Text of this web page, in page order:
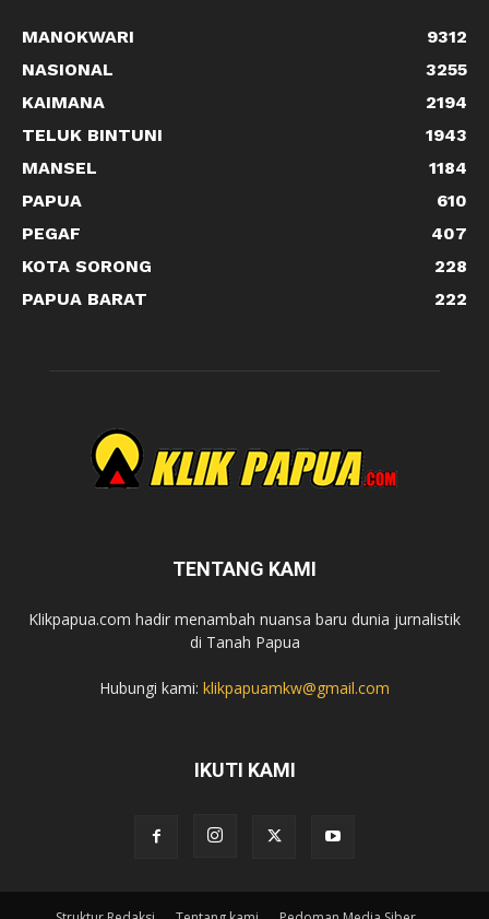
MANOKWARI
9312
NASIONAL
3255
KAIMANA
2194
TELUK BINTUNI
1943
MANSEL
1184
PAPUA
610
PEGAF
407
KOTA SORONG
228
PAPUA BARAT
222
TENTANG KAMI
Klikpapua.com hadir menambah nuansa baru dunia jurnalistik
di Tanah Papua
Hubungi kami: klikpapuamkw@gmail.com
IKUTI KAMI